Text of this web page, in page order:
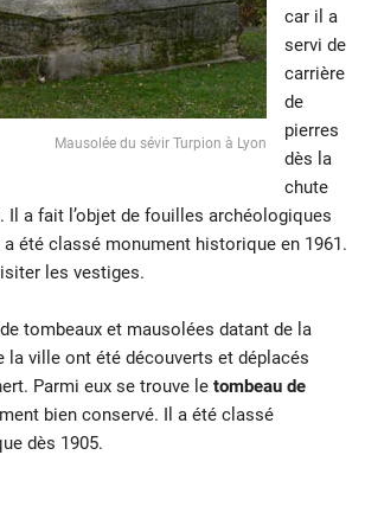
Mausolée du sévir Turpion à Lyon
car il a
servi de
carrière
de
pierres
dès la
chute
Il a fait l’objet de fouilles archéologiques
a été classé monument historique en 1961.
les vestiges.
tombeaux et mausolées datant de la
la ville ont été découverts et déplacés
Parmi eux se trouve le tombeau de
bien conservé. Il a été classé
dès 1905.